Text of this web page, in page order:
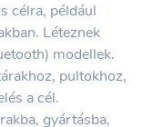
célra, például
Léteznek
modellek.
pultokhoz,
a cél.
gyártásba,